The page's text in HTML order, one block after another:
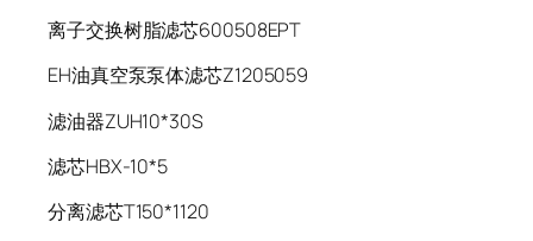
离子交换树脂滤芯600508EPT
EH油真空泵泵体滤芯Z1205059
滤油器ZUH10*30S
滤芯HBX-10*5
分离滤芯T150*1120